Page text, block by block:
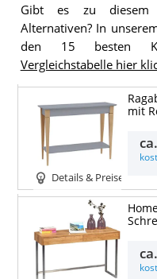
Gibt es zu diesem
Alternativen? In
den 15 besten
Vergleichstabelle hier
Details & Preise
mit